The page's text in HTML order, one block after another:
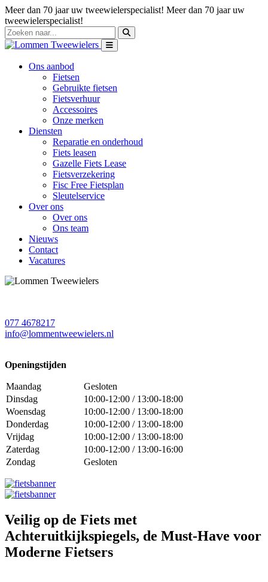
Meer dan 70 jaar uw tweewielerspecialist! Meer dan 70 jaar uw
tweewielerspecialist!
Ons aanbod
Fietsen
Gebruikte fietsen
Fietsverhuur
Accessoires
Onze merken
Diensten
Reparatie en onderhoud
Fiets leasen
Gazelle Fiets Lease
Fietsverzekering
Fisc Free Fietsplan
Sleutelservice
Over ons
Over ons
Ons team
Nieuws
Contact
Vacatures
077 4678217
info@lommentweewielers.nl
Openingstijden
Maandag
Gesloten
Dinsdag
10:00-12:00 / 13:00-18:00
Woensdag
10:00-12:00 / 13:00-18:00
Donderdag
10:00-12:00 / 13:00-18:00
Vrijdag
10:00-12:00 / 13:00-18:00
Zaterdag
10:00-12:00 / 13:00-16:00
Zondag
Gesloten
Veilig op de Fiets met
Achteruitkijkspiegels, de Must-Have voor
Moderne Fietsers